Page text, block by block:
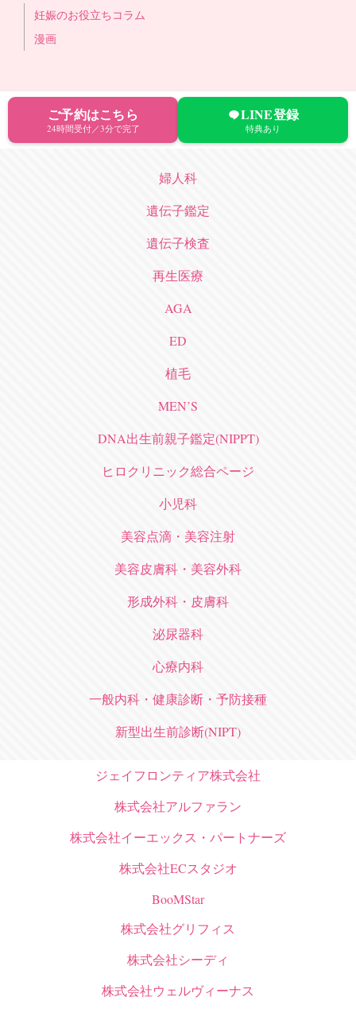
妊娠のお役立ちコラム
漫画
ご予約はこちら
24時間受付／3分で完了
LINE登録
特典あり
婦人科
遺伝子鑑定
遺伝子検査
再生医療
AGA
ED
植毛
MEN’S
DNA出生前親子鑑定(NIPPT)
ヒロクリニック総合ページ
小児科
美容点滴・美容注射
美容皮膚科・美容外科
形成外科・皮膚科
泌尿器科
心療内科
一般内科・健康診断・予防接種
新型出生前診断(NIPT)
ジェイフロンティア株式会社
株式会社アルファラン
株式会社イーエックス・パートナーズ
株式会社ECスタジオ
BooMStar
株式会社グリフィス
株式会社シーディ
株式会社ウェルヴィーナス